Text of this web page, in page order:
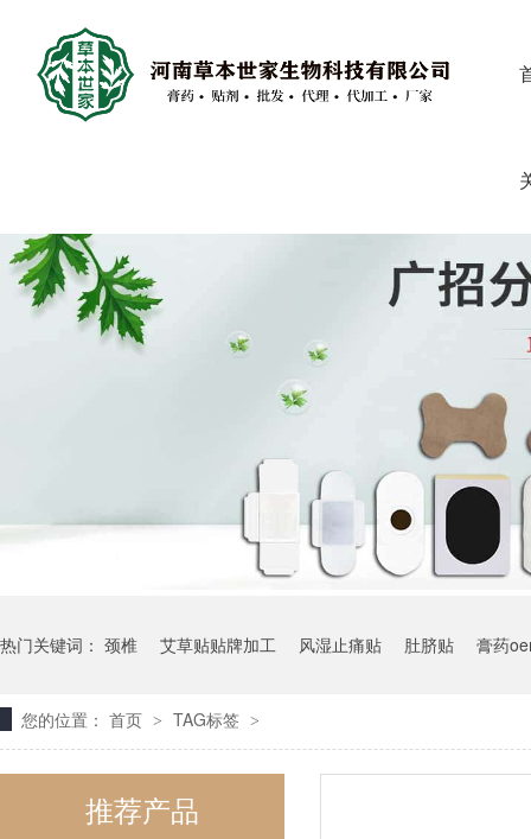
热门关键词： 颈椎 艾草贴贴牌加工 风湿止痛贴 肚脐贴 膏药
您的位置： 首页 > TAG标签 >
推荐产品